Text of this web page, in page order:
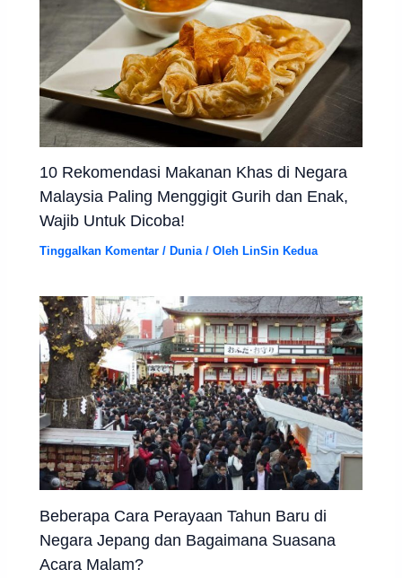
10 Rekomendasi Makanan Khas di Negara
Malaysia Paling Menggigit Gurih dan Enak,
Wajib Untuk Dicoba!
Tinggalkan Komentar / Dunia/ Oleh LinSin Kedua
Beberapa Cara Perayaan Tahun Baru di
Negara Jepang dan Bagaimana Suasana
Acara Malam?